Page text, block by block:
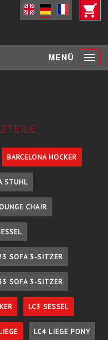
MENÜ Toggle
BARCELONA HOCKER
STUHL
CHAIR
SOFA 3-SITZER
SOFA 3-SITZER
LC3 SESSEL
LC4 LIEGE PONY